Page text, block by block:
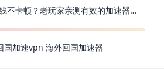
在欧洲怎么玩穿越火线不卡顿？老玩家亲测有效的加速器选择指南
国加速vpn 海外回国加速器